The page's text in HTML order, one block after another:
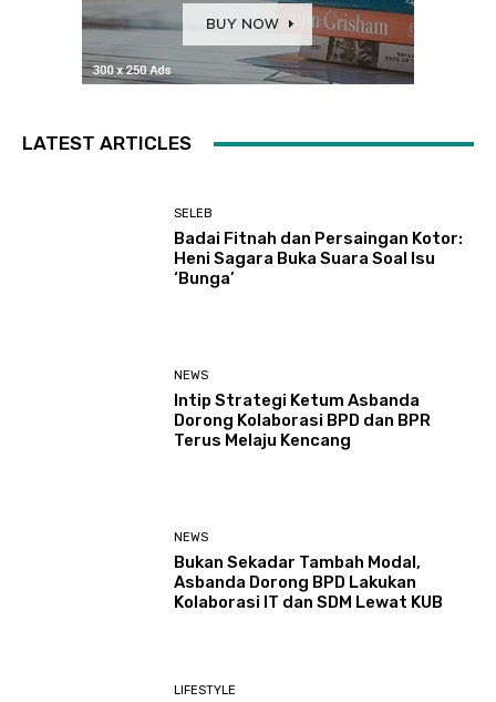
LATEST ARTICLES
SELEB
Badai Fitnah dan Persaingan Kotor:
Heni Sagara Buka Suara Soal Isu
‘Bunga’
NEWS
Intip Strategi Ketum Asbanda
Dorong Kolaborasi BPD dan BPR
Terus Melaju Kencang
NEWS
Bukan Sekadar Tambah Modal,
Asbanda Dorong BPD Lakukan
Kolaborasi IT dan SDM Lewat KUB
LIFESTYLE